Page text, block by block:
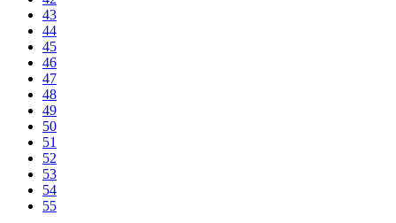
43
44
45
46
47
48
49
50
51
52
53
54
55